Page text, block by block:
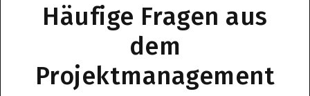
Häufige Fragen aus
dem
Projektmanagement